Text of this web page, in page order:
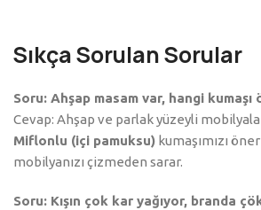
Sıkça Sorulan Sorular
Soru: Ahşap masam var, hangi kumaşı
Cevap: Ahşap ve parlak yüzeyli
Miflonlu (içi pamuksu) kumaşımızı
mobilyanızı çizmeden sarar.
Soru: Kışın çok kar yağıyor, branda